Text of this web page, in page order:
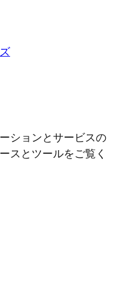
ションとサービスの
スとツールをご覧く